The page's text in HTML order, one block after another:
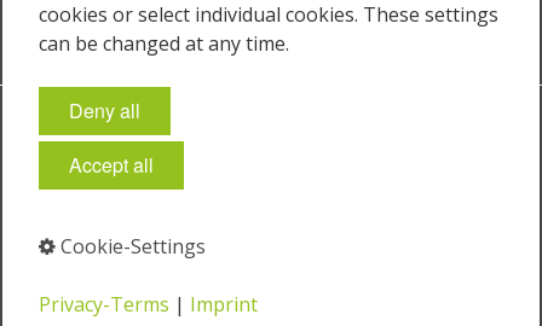
Empreinte Protection des données
Paramètres des cookies
⁣ ⁣
cookies or select individual cookies. These settings
can be changed at any time.
Deny all
Accept all
Cookie-Settings
Privacy-Terms | Imprint